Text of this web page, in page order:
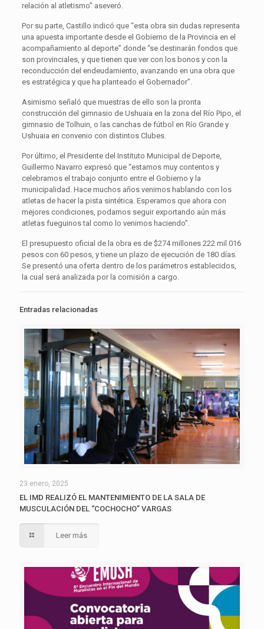
relación al atletismo” aseveró.
Por su parte, Castillo indicó que “esta obra sin dudas representa
una apuesta importante desde el Gobierno de la Provincia en el
acompañamiento al deporte” donde “se destinarán fondos que
son provinciales, y que tienen que ver con los bonos y con la
reconducción del endeudamiento, avanzando en una obra que
es estratégica y que ha planteado el Gobernador”.
Asimismo señaló que muestras de ello son la pronta
construcción del gimnasio de Ushuaia en la zona del Río Pipo, el
gimnasio de Tolhuin, o las canchas de fútbol en Río Grande y
Ushuaia en convenio con distintos Clubes.
Por último, el Presidente del Instituto Municipal de Deporte,
Guillermo Navarro expresó que “estamos muy contentos y
celebramos el trabajo conjunto entre el Gobierno y la
municipalidad. Hace muchos años venimos hablando con los
atletas de hacer la pista sintética. Esperamos que ahora con
mejores condiciones, podamos seguir exportando aún más
atletas fueguinos tal como lo venimos haciendo”.
El presupuesto oficial de la obra es de $274 millones 222 mil 016
pesos con 60 pesos, y tiene un plazo de ejecución de 180 días.
Se presentó una oferta dentro de los parámetros establecidos,
la cual será analizada por la comisión a cargo.
Entradas relacionadas
23 enero, 2025
EL IMD REALIZÓ EL MANTENIMIENTO DE LA SALA DE
MUSCULACIÓN DEL “COCHOCHO” VARGAS
Leer más